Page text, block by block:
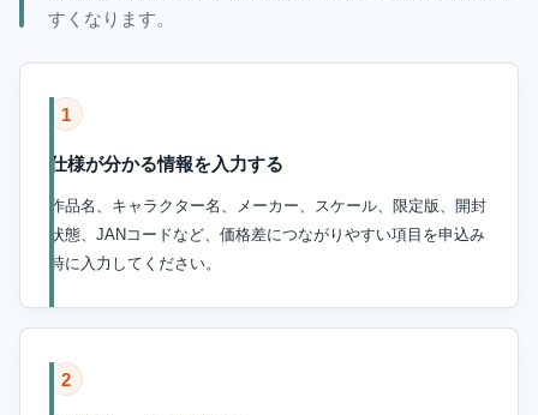
すくなります。
1
仕様が分かる情報を入力する
作品名、キャラクター名、メーカー、スケール、限定版、開封
状態、JANコードなど、価格差につながりやすい項目を申込み
時に入力してください。
2